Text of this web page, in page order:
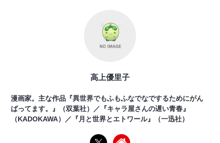
高上優里子
漫画家。主な作品『異世界でもふもふなでなでするためにがん
ばってます。』（双葉社）／『キャラ屋さんの遅い青春』
（KADOKAWA）／『月と世界とエトワール』（一迅社）